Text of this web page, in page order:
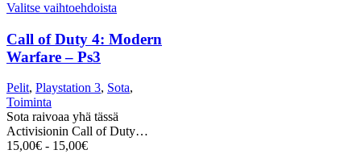
Valitse vaihtoehdoista
Call of Duty 4: Modern
Warfare – Ps3
Pelit, Playstation 3, Sota,
Toiminta
Sota raivoaa yhä tässä
Activisionin Call of Duty…
15,00€ - 15,00€